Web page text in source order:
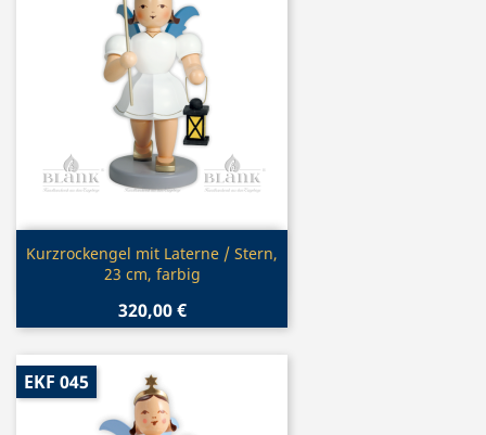
Vorschau
Kurzrockengel mit Laterne / Stern,
23 cm, farbig
320,00 €
EKF 045